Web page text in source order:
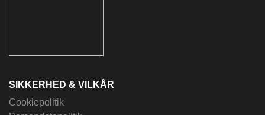
SIKKERHED & VILKÅR
Cookiepolitik